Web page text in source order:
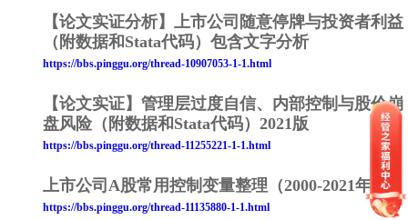
【论文实证分析】上市公司随意停牌与投资者利益
（附数据和Stata代码）包含文字分析
https://bbs.pinggu.org/thread-10907053-1-1.html
【论文实证】管理层过度自信、内部控制与股价崩
盘风险（附数据和Stata代码）2021版
https://bbs.pinggu.org/thread-11255221-1-1.html
上市公司A股常用控制变量整理（2000-2021年）
https://bbs.pinggu.org/thread-11135880-1-1.html